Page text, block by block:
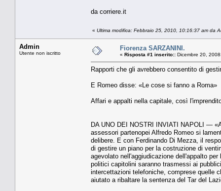
da corriere.it
« Ultima modifica: Febbraio 25, 2010, 10:16:37 am da
Admin
Utente non iscritto
Fiorenza SARZANINI.
« Risposta #1 inserito:: Dicembre 20,
Rapporti che gli avrebbero consentito di
E Romeo disse: «Le cose si fanno a Roma»
Affari e appalti nella capitale, così
DA UNO DEI NOSTRI INVIATI NAPOLI —
assessori partenopei Alfredo Romeo si
delibere. E con Ferdinando Di Mezza, il
di gestire un piano per la costruzione di
agevolato nell'aggiudicazione dell'appalto
politici capitolini saranno trasmessi ai
intercettazioni telefoniche, comprese quelle
aiutato a ribaltare la sentenza del Tar del